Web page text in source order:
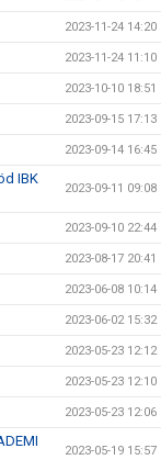
2023-11-24 14:20
2023-11-24 11:10
2023-10-10 18:51
2023-09-15 17:13
2023-09-14 16:45
IBK
2023-09-11 09:08
2023-09-10 22:44
2023-08-17 20:41
2023-06-08 10:14
2023-06-02 15:32
2023-05-23 12:12
2023-05-23 12:10
2023-05-23 12:06
2023-05-19 15:57